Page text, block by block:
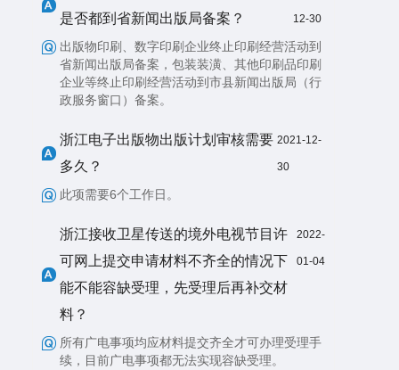
是否都到省新闻出版局备案？
12-30
出版物印刷、数字印刷企业终止印刷经营活动到
省新闻出版局备案，包装装潢、其他印刷品印刷
企业等终止印刷经营活动到市县新闻出版局（行
政服务窗口）备案。
浙江电子出版物出版计划审核需要
多久？
2021-12-
30
此项需要6个工作日。
浙江接收卫星传送的境外电视节目许
可网上提交申请材料不齐全的情况下
能不能容缺受理，先受理后再补交材
料？
2022-
01-04
所有广电事项均应材料提交齐全才可办理受理手
续，目前广电事项都无法实现容缺受理。